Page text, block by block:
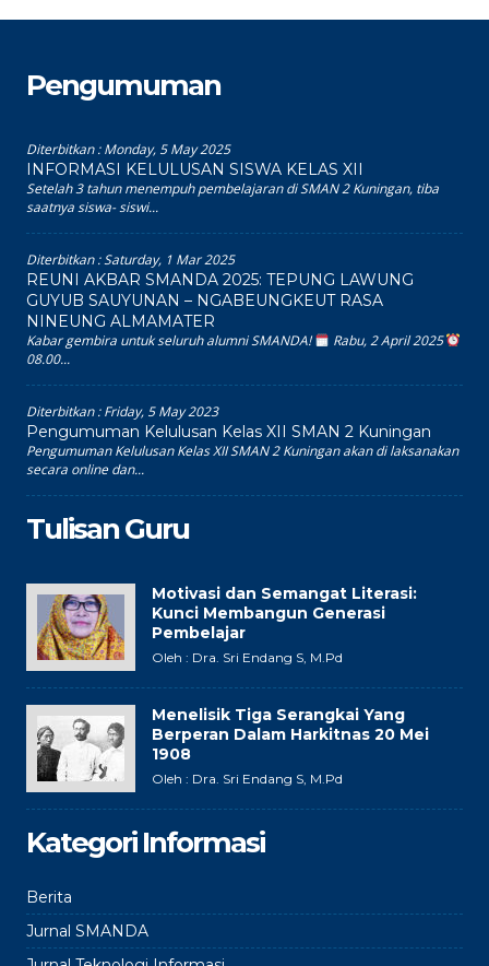
Pengumuman
Diterbitkan :Monday, 5 May 2025
INFORMASI KELULUSAN SISWA KELAS XII
Setelah 3 tahun menempuh pembelajaran di SMAN 2 Kuningan, tiba
saatnya siswa- siswi...
Diterbitkan :Saturday, 1 Mar 2025
REUNI AKBAR SMANDA 2025: TEPUNG LAWUNG
GUYUB SAUYUNAN – NGABEUNGKEUT RASA
NINEUNG ALMAMATER
Kabar gembira untuk seluruh alumni SMANDA!
Rabu, 2 April 2025
08.00...
Diterbitkan :Friday, 5 May 2023
Pengumuman Kelulusan Kelas XII SMAN 2 Kuningan
Pengumuman Kelulusan Kelas XII SMAN 2 Kuningan akan di laksanakan
secara online dan...
Tulisan Guru
Motivasi dan Semangat Literasi:
Kunci Membangun Generasi
Pembelajar
Oleh : Dra. Sri Endang S, M.Pd
Menelisik Tiga Serangkai Yang
Berperan Dalam Harkitnas 20 Mei
1908
Oleh : Dra. Sri Endang S, M.Pd
Kategori Informasi
Berita
Jurnal SMANDA